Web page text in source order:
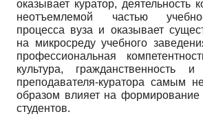
оказывает куратор, деятельность
неотъемлемой частью учебно-
процесса вуза и оказывает
на микросреду учебного
профессиональная
культура, гражданственность и
преподавателя-куратора самым
образом влияет на формирование
студентов.